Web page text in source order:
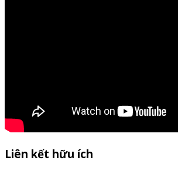
Liên kết hữu ích